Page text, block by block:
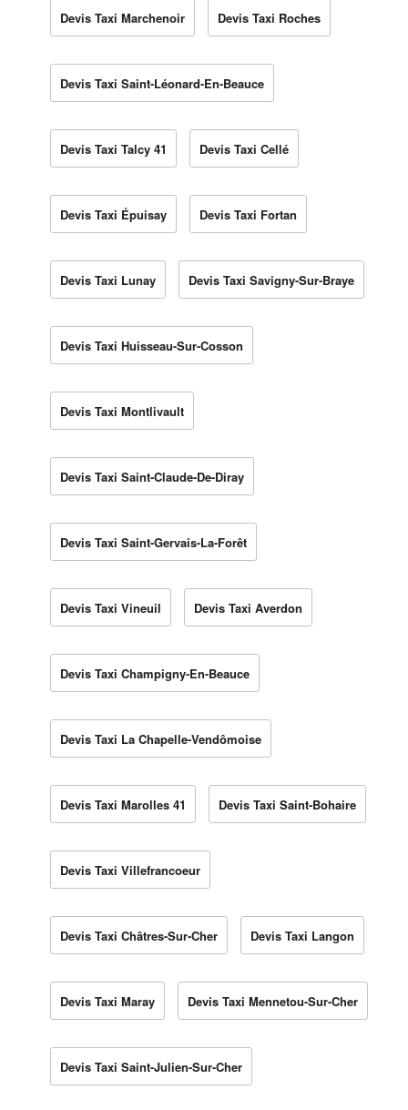
Devis Taxi Marchenoir Devis Taxi Roches
Devis Taxi Saint-Léonard-En-Beauce
Devis Taxi Talcy 41 Devis Taxi Cellé
Devis Taxi Épuisay Devis Taxi Fortan
Devis Taxi Lunay Devis Taxi Savigny-Sur-Braye
Devis Taxi Huisseau-Sur-Cosson
Devis Taxi Montlivault
Devis Taxi Saint-Claude-De-Diray
Devis Taxi Saint-Gervais-La-Forêt
Devis Taxi Vineuil Devis Taxi Averdon
Devis Taxi Champigny-En-Beauce
Devis Taxi La Chapelle-Vendômoise
Devis Taxi Marolles 41 Devis Taxi Saint-Bohaire
Devis Taxi Villefrancoeur
Devis Taxi Châtres-Sur-Cher Devis Taxi Langon
Devis Taxi Maray Devis Taxi Mennetou-Sur-Cher
Devis Taxi Saint-Julien-Sur-Cher